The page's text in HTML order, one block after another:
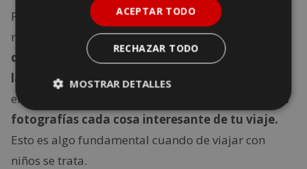
Por más pequeños que sean tus hijos, siempre
recordarán donde estuvieron.Un sabor, los olores
de un lugar o incluso un sonido, permanecerá en
la mente de los niños.Si no crees que es así,
encárgate de que lo recuerden siempre:
plasma en
fotografías cada cosa interesante de tu viaje.
Esto es algo fundamental cuando de viajar con
niños se trata.
ACEPTAR TODO
RECHAZAR TODO
MOSTRAR DETALLES